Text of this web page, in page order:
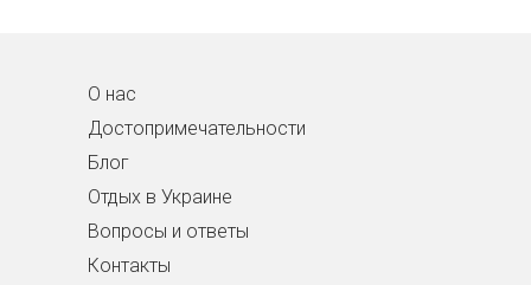
О нас
Достопримечательности
Блог
Отдых в Украине
Вопросы и ответы
Контакты